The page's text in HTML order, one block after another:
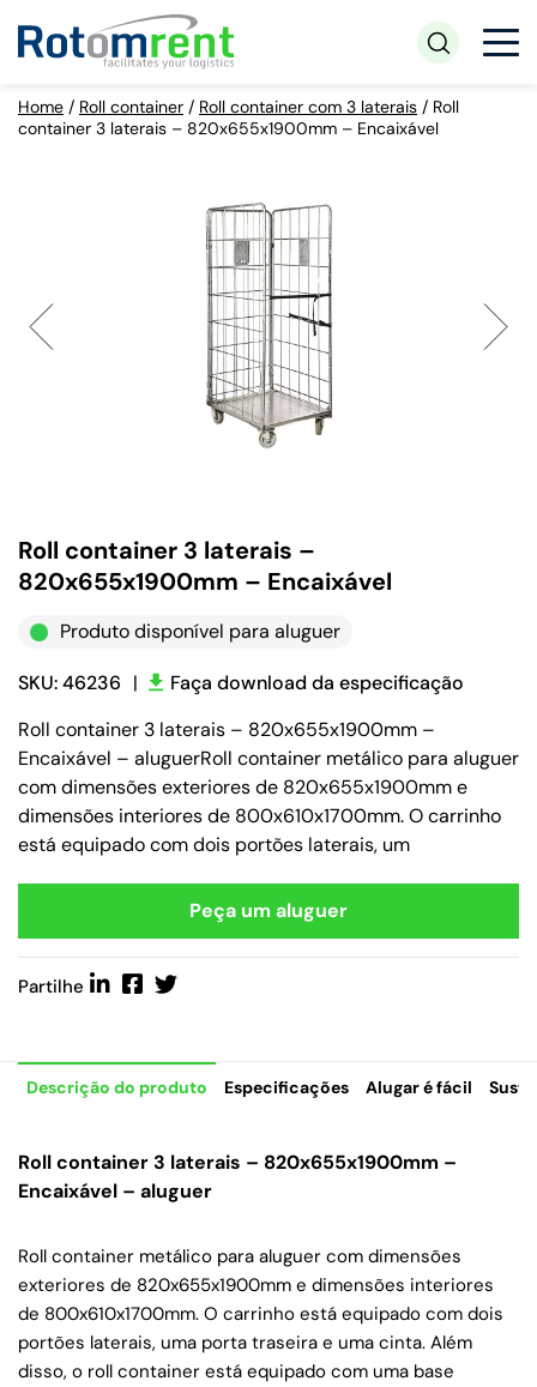
Home / Roll container / Roll container com 3 laterais / Roll
container 3 laterais – 820x655x1900mm – Encaixável
Roll container 3 laterais –
820x655x1900mm – Encaixável
Produto disponível para aluguer
SKU: 46236 |
Faça download da especificação
Roll container 3 laterais – 820x655x1900mm –
Encaixável – aluguerRoll container metálico para aluguer
com dimensões exteriores de 820x655x1900mm e
dimensões interiores de 800x610x1700mm. O carrinho
está equipado com dois portões laterais, um
Peça um aluguer
Partilhe
Descrição do produto Especificações Alugar é fácil
Roll container 3 laterais – 820x655x1900mm –
Encaixável – aluguer
Roll container metálico para aluguer com dimensões
exteriores de 820x655x1900mm e dimensões interiores
de 800x610x1700mm. O carrinho está equipado com dois
portões laterais, uma porta traseira e uma cinta. Além
disso, o roll container está equipado com uma base